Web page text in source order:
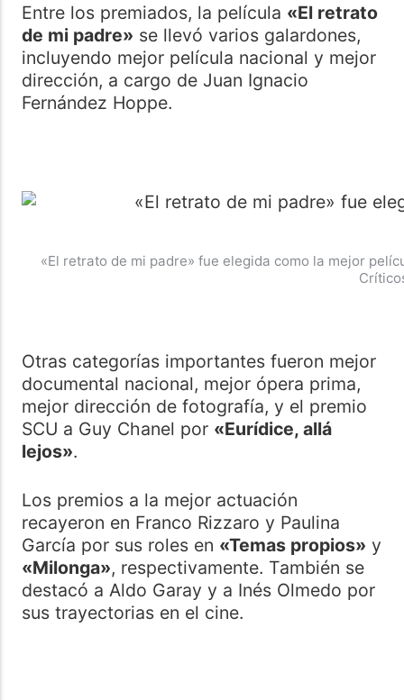
Entre los premiados, la película «El retrato
de mi padre» se llevó varios galardones,
incluyendo mejor película nacional y mejor
dirección, a cargo de Juan Ignacio
Fernández Hoppe.
«El retrato de mi padre» fue elegida como la mejor
Otras categorías importantes fueron mejor
documental nacional, mejor ópera prima,
mejor dirección de fotografía, y el premio
SCU a Guy Chanel por «Eurídice, allá
lejos».
Los premios a la mejor actuación
recayeron en Franco Rizzaro y Paulina
García por sus roles en «Temas propios» y
«Milonga», respectivamente. También se
destacó a Aldo Garay y a Inés Olmedo por
sus trayectorias en el cine.